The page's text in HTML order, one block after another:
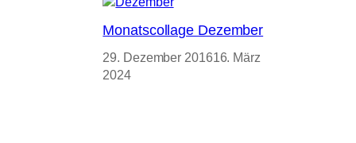
Monatscollage Dezember
29. Dezember 201616. März
2024